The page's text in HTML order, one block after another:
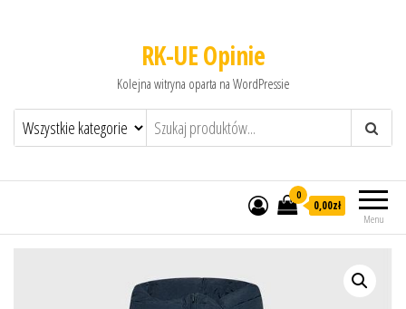
RK-UE Opinie
Kolejna witryna oparta na WordPressie
Menu
0
0,00zł